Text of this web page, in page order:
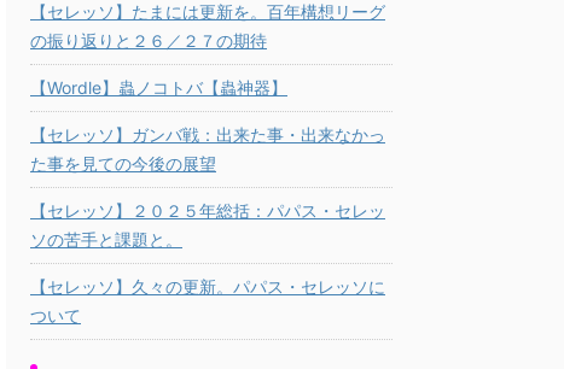
【セレッソ】たまには更新を。百年構想リーグ
の振り返りと２６／２７の期待
【Wordle】蟲ノコトバ【蟲神器】
【セレッソ】ガンバ戦：出来た事・出来なかっ
た事を見ての今後の展望
【セレッソ】２０２５年総括：パパス・セレッ
ソの苦手と課題と。
【セレッソ】久々の更新。パパス・セレッソに
ついて